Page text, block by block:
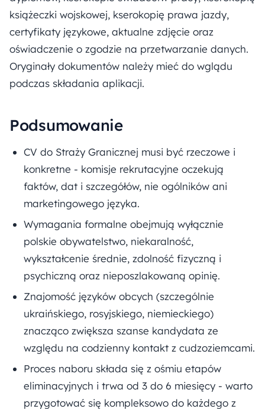
książeczki wojskowej, kserokopię prawa jazdy,
certyfikaty językowe, aktualne zdjęcie oraz
oświadczenie o zgodzie na przetwarzanie danych.
Oryginały dokumentów należy mieć do wglądu
podczas składania aplikacji.
Podsumowanie
CV do Straży Granicznej musi być rzeczowe i
konkretne - komisje rekrutacyjne oczekują
faktów, dat i szczegółów, nie ogólników ani
marketingowego języka.
Wymagania formalne obejmują wyłącznie
polskie obywatelstwo, niekaralność,
wykształcenie średnie, zdolność fizyczną i
psychiczną oraz nieposzlakowaną opinię.
Znajomość języków obcych (szczególnie
ukraińskiego, rosyjskiego, niemieckiego)
znacząco zwiększa szanse kandydata ze
względu na codzienny kontakt z cudzoziemcami.
Proces naboru składa się z ośmiu etapów
eliminacyjnych i trwa od 3 do 6 miesięcy - warto
przygotować się kompleksowo do każdego z